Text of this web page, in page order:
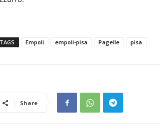
TAGS Empoli empoli-pisa Pagelle pisa
Share